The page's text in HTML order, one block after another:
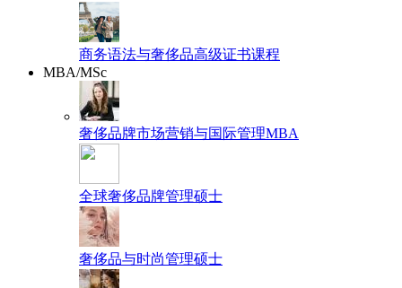
商务语法与奢侈品高级证书课程
MBA/MSc
奢侈品牌市场营销与国际管理MBA
全球奢侈品牌管理硕士
奢侈品与时尚管理硕士